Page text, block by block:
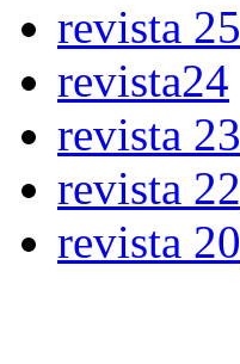
revista 25
revista24
revista 23
revista 22
revista 20